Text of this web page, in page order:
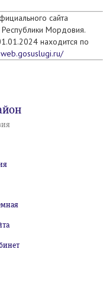
сайта
Мордовия.
находится по